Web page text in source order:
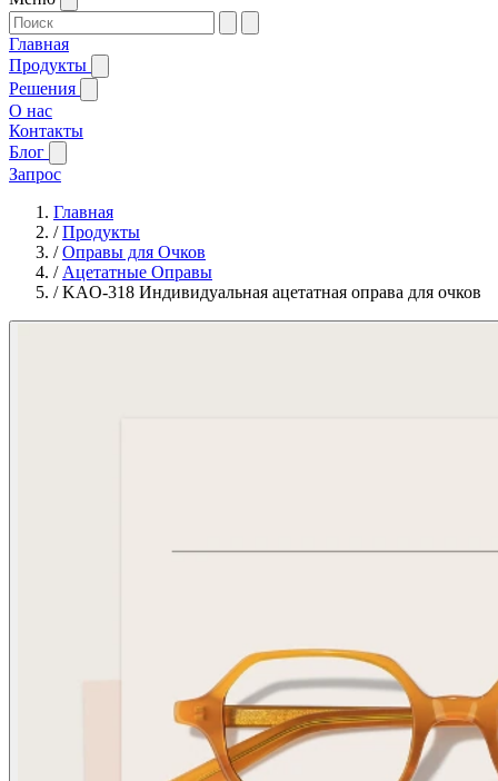
Главная
Продукты
Решения
О нас
Контакты
Блог
Запрос
Главная
/Продукты
/Оправы для Очков
/ Ацетатные Оправы
/KAO-318 Индивидуальная ацетатная оправа для очков